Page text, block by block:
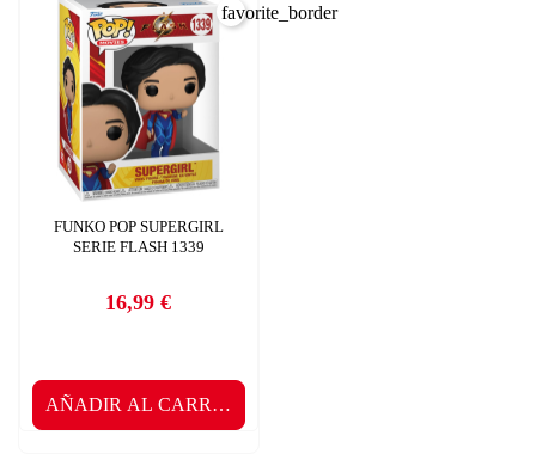
FUNKO POP SUPERGIRL
SERIE FLASH 1339
Precio
16,99 €
AÑADIR AL CARRITO
favorite_border